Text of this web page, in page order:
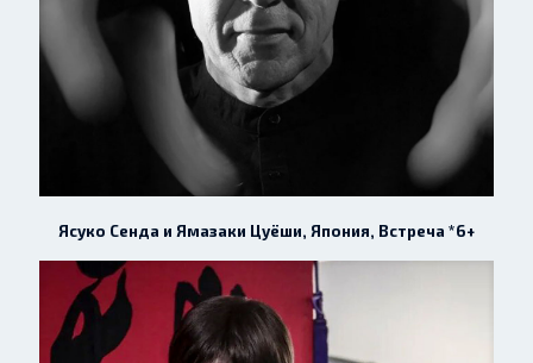
Ясуко Сенда и Ямазаки Цуёши, Япония, Встреча *6+